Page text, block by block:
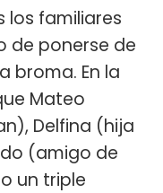
los familiares
de ponerse de
broma. En la
Mateo
Delfina (hija
(amigo de
un triple